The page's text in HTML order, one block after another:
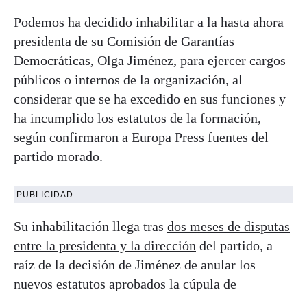
Podemos ha decidido inhabilitar a la hasta ahora
presidenta de su Comisión de Garantías
Democráticas, Olga Jiménez, para ejercer cargos
públicos o internos de la organización, al
considerar que se ha excedido en sus funciones y
ha incumplido los estatutos de la formación,
según confirmaron a Europa Press fuentes del
partido morado.
PUBLICIDAD
Su inhabilitación llega tras dos meses de disputas
entre la presidenta y la dirección del partido, a
raíz de la decisión de Jiménez de anular los
nuevos estatutos aprobados la cúpula de